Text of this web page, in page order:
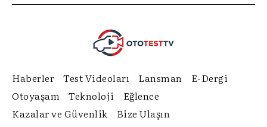
Haberler Test Videoları Lansman
E-Dergi
Otoyaşam
Teknoloji
Eğlence
Kazalar ve Güvenlik
Bize Ulaşın